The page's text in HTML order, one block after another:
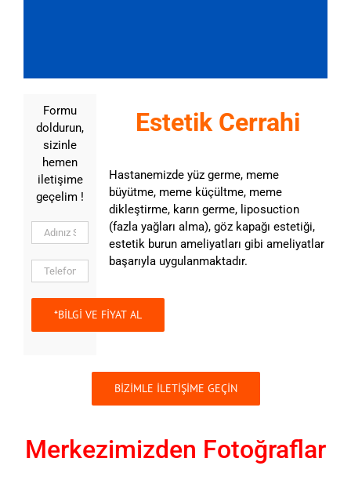
Formu
doldurun,
sizinle
hemen
iletişime
geçelim !
Estetik Cerrahi
Hastanemizde yüz germe, meme
büyütme, meme küçültme, meme
dikleştirme, karın germe, liposuction
(fazla yağları alma), göz kapağı estetiği,
estetik burun ameliyatları gibi ameliyatlar
başarıyla uygulanmaktadır.
BİZİMLE İLETİŞİME GEÇİN
Merkezimizden Fotoğraflar